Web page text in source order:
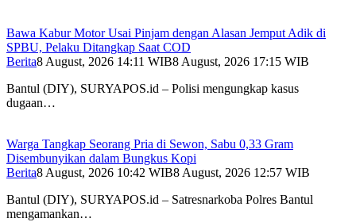
Bawa Kabur Motor Usai Pinjam dengan Alasan Jemput Adik di
SPBU, Pelaku Ditangkap Saat COD
Berita8 August, 2026 14:11 WIB8 August, 2026 17:15 WIB
Bantul (DIY), SURYAPOS.id – Polisi mengungkap kasus
dugaan…
Warga Tangkap Seorang Pria di Sewon, Sabu 0,33 Gram
Disembunyikan dalam Bungkus Kopi
Berita8 August, 2026 10:42 WIB8 August, 2026 12:57 WIB
Bantul (DIY), SURYAPOS.id – Satresnarkoba Polres Bantul
mengamankan…